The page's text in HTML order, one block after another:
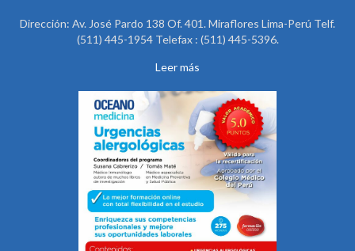
Dirección: Av. José Pardo 138 Of. 401. Miraflores Lima-Perú Telf.
(511) 445-1954 Telefax : (511) 445-5396.
Leer más